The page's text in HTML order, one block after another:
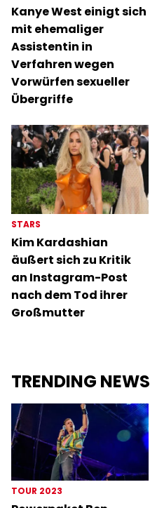
Kanye West einigt sich
mit ehemaliger
Assistentin in
Verfahren wegen
Vorwürfen sexueller
Übergriffe
STARS
Kim Kardashian
äußert sich zu Kritik
an Instagram-Post
nach dem Tod ihrer
Großmutter
TRENDING NEWS
TOUR 2023